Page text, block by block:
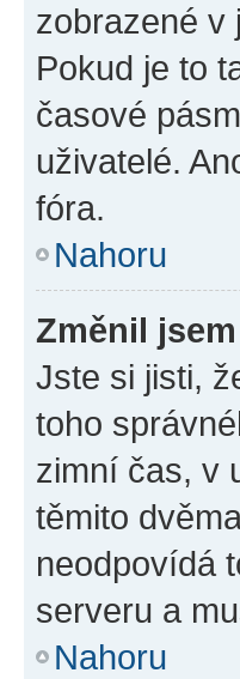
zobrazené v
Pokud je to
časové
uživatelé.
fóra.
Nahoru
Změnil
Jste si jisti,
toho
zimní čas, v
těmito
neodpovídá
serveru a
Nahoru